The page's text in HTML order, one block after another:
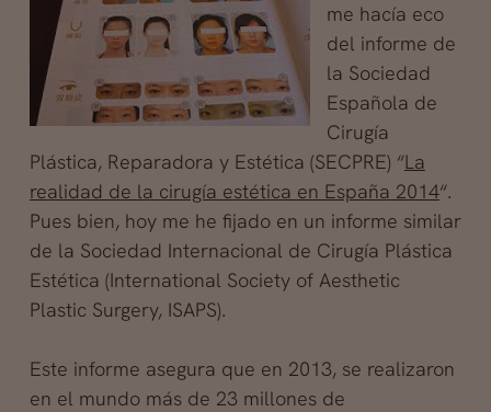
me hacía eco
del informe de
la Sociedad
Española de
Cirugía
Plástica, Reparadora y Estética (SECPRE) “La
realidad de la cirugía estética en España 2014“.
Pues bien, hoy me he fijado en un informe similar
de la Sociedad Internacional de Cirugía Plástica
Estética (International Society of Aesthetic
Plastic Surgery, ISAPS).
Este informe asegura que en 2013, se realizaron
en el mundo más de 23 millones de